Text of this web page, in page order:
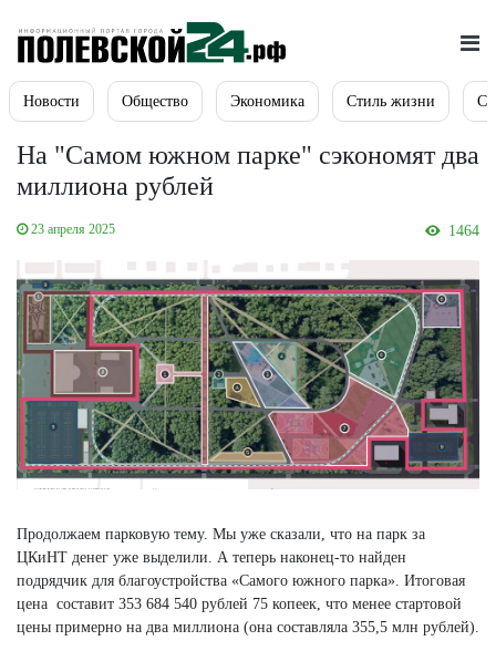
Новости Общество Экономика Стиль жизни
На "Самом южном парке" сэкономят два
миллиона рублей
23 апреля 2025 1464
Продолжаем парковую тему. Мы уже сказали, что на парк за
ЦКиНТ денег уже выделили. А теперь наконец-то найден
подрядчик для благоустройства «Самого южного парка». Итоговая
цена составит 353 684 540 рублей 75 копеек, что менее стартовой
цены примерно на два миллиона (она составляла 355,5 млн рублей).